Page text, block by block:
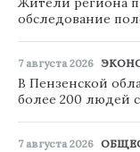
обследование
7 августа 2026
В Пензенской
более 200 людей
7 августа 2026